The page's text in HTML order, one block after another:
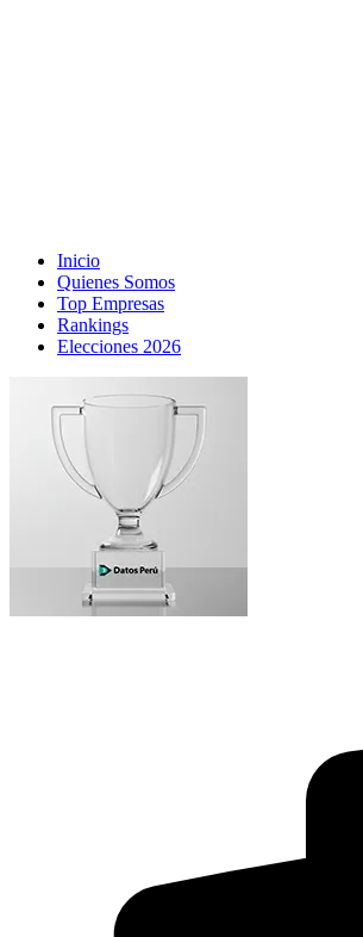
Inicio
Quienes Somos
Top Empresas
Rankings
Elecciones 2026